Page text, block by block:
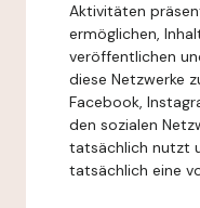
Aktivitäten
ermöglichen,
veröffentlichen
diese Netzwerke
Facebook,
den sozialen
tatsächlich nutzt
tatsächlich eine